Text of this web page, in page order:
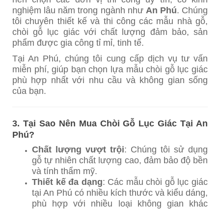
nghiệm lâu năm trong ngành như An Phú. Chúng
tôi chuyên thiết kế và thi công các mẫu nhà gỗ,
chòi gỗ lục giác với chất lượng đảm bảo, sản
phẩm được gia công tỉ mỉ, tinh tế.
Tại An Phú, chúng tôi cung cấp dịch vụ tư vấn
miễn phí, giúp bạn chọn lựa mẫu chòi gỗ lục giác
phù hợp nhất với nhu cầu và không gian sống
của bạn.
3. Tại Sao Nên Mua Chòi Gỗ Lục Giác Tại An
Phú?
Chất lượng vượt trội: Chúng tôi sử dụng
gỗ tự nhiên chất lượng cao, đảm bảo độ bền
và tính thẩm mỹ.
Thiết kế đa dạng: Các mẫu chòi gỗ lục giác
tại An Phú có nhiều kích thước và kiểu dáng,
phù hợp với nhiều loại không gian khác